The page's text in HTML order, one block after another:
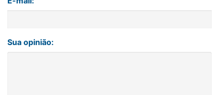
Sua opinião: